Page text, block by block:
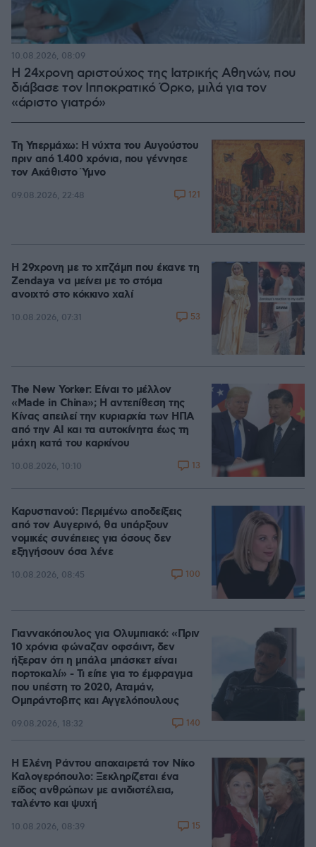
Η 24χρονη αριστούχος της Ιατρικής Αθηνών, που
διάβασε τον Ιπποκρατικό Όρκο, μιλά για τον
«άριστο γιατρό»
10.08.2026, 08:09
Τη Υπερμάχω: Η νύχτα του Αυγούστου
πριν από 1.400 χρόνια, που γέννησε
τον Ακάθιστο Ύμνο
09.08.2026, 22:48 121
Η 29χρονη με το χιτζάμπ που έκανε τη
Zendaya να μείνει με το στόμα
ανοιχτό στο κόκκινο χαλί
10.08.2026, 07:31 53
The New Yorker: Είναι το μέλλον
«Made in China»; Η αντεπίθεση της
Κίνας απειλεί την κυριαρχία των ΗΠΑ
από την ΑΙ και τα αυτοκίνητα έως τη
μάχη κατά του καρκίνου
10.08.2026, 10:10 13
Καρυστιανού: Περιμένω αποδείξεις
από τον Αυγερινό, θα υπάρξουν
νομικές συνέπειες για όσους δεν
εξηγήσουν όσα λένε
10.08.2026, 08:45 100
Γιαννακόπουλος για Ολυμπιακό: «Πριν
10 χρόνια φώναζαν οφσάιντ, δεν
ήξεραν ότι η μπάλα μπάσκετ είναι
πορτοκαλί» - Τι είπε για το έμφραγμα
που υπέστη το 2020, Αταμάν,
Ομπράντοβιτς και Αγγελόπουλους
09.08.2026, 18:32 140
Η Ελένη Ράντου αποχαιρετά τον Νίκο
Καλογερόπουλο: Ξεκληρίζεται ένα
είδος ανθρώπων με ανιδιοτέλεια,
ταλέντο και ψυχή
10.08.2026, 08:39 15